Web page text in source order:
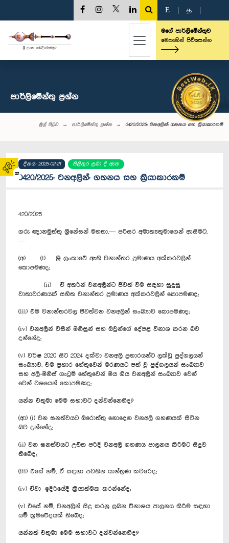
02
E த
මගේ පාර්ලිමේන්තුව
මෙතැනින් පිවිසෙන්න
පාර්ලි‌මේන්තු‌ ප්‍රශ්න
මුල් පිටුව පාර්ලි‌මේන්තු‌ ප්‍රශ්න 0420/2025: වනඅලින්: ගහනය සහ ක්‍රියාකාරකම්
දිනය: 2025-02-21 පිළිතුර ලබා දී ඇත
0420/2025: වනඅලින්: ගහනය සහ ක්‍රියාකාරකම්
420/2025
ගරු ඥානමුත්තු ශ්‍රීනේසන් මහතා,— පරිසර අමාත්‍යතුමාගෙන් ඇසීමට,
—
(අ) (i) ශ්‍රී ලංකාවේ ඇති වනාන්තර ප්‍රමාණය අක්කරවලින්
කොපමණද;
(ii) ඒ අතරින් වනඅලින්ට ජීවත් වීම සඳහා සුදුසු
වාතාවරණයක් සහිත වනාන්තර ප්‍රමාණය අක්කරවලින් ‍කොපමණද;
(iii) එම වනාන්තරවල ජීවත්වන වනඅලින් සංඛ‍්‍යාව කොපමණද;
(iv) වනඅලින් විසින් මිනිසුන් සහ ඔවුන්ගේ දේපළ විනාශ කරන බව
දන්නේද;
(v) වර්ෂ 2020 සිට 2024 දක්වා වනඅලි ප්‍රහාරය‍න්ට ලක්වූ පුද්ගල‍‍යන්
සංඛ්‍යාව, එම ප්‍රහාර හේතුවෙන් මරණයට පත් වූ පුද්ගල‍‍යන් සංඛ්‍යාව
සහ අලි-මිනිස් ගැටුම් හේතුවෙන් මිය ගිය වනඅලින් සංඛ‍්‍යාව වෙන්
වෙන් වශයෙන් කොපමණද;
යන්න එතුමා මෙම සභාවට දන්වන්නෙහිද?
(ආ) (i) වන ඝනත්වයට ඔරොත්තු නොදෙන වනඅලි ගහණයක් සිටින
බව දන්නේද; ‍
(ii) වන ඝනත්වයට උචිත පරිදි වනඅලි ගහණය පාලනය කිරීමට සිදුව
තිබේද;
(iii) එසේ නම්, ඒ සඳහා පවතින යාන්ත්‍රණ කවරේද;
(iv) ඒවා ඉදිරියේදී ක්‍රියාත්ම‍ක කරන්නේද;
(v) එසේ නම්, වනඅලින් සිදු කරනු ලබන විනාශය පාලනය කිරීම සඳහා
යම් ක්‍රමවේදයක් තිබේද;
යන්නත් එතුමා මෙ‍ම සභාව‍ට දන්වන්නෙහිද?‍